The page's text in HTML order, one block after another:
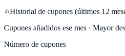
Historial de cupones (últimos 12
Cupones añadidos ese mes · Mayor
Número de cupones